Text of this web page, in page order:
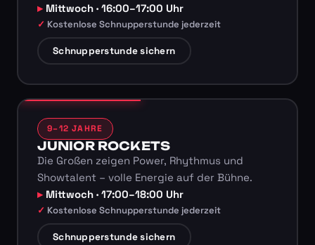
Mittwoch · 16:00–17:00 Uhr
Kostenlose Schnupperstunde jederzeit
Schnupperstunde sichern
9–12 JAHRE
JUNIOR ROCKETS
Die Großen zeigen Power, Rhythmus und
Showtalent – volle Energie auf der Bühne.
Mittwoch · 17:00–18:00 Uhr
Kostenlose Schnupperstunde jederzeit
Schnupperstunde sichern